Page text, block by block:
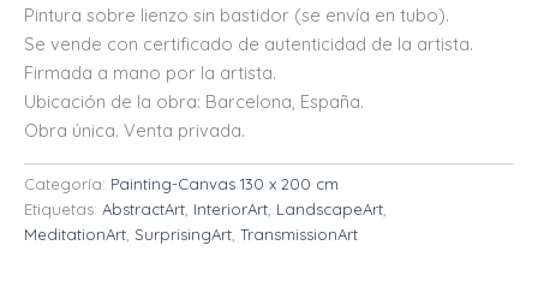
Pintura sobre lienzo sin bastidor (se envía en tubo).
Se vende con certificado de autenticidad de la artista.
Firmada a mano por la artista.
Ubicación de la obra: Barcelona, ​​España.
Obra única. Venta privada.
Categoría: Painting-Canvas 130 x 200 cm
Etiquetas: AbstractArt, InteriorArt, LandscapeArt,
MeditationArt, SurprisingArt, TransmissionArt